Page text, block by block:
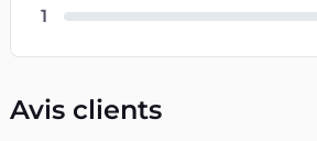
1
Avis clients